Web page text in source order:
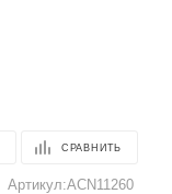
СРАВНИТЬ
Артикул:ACN11260